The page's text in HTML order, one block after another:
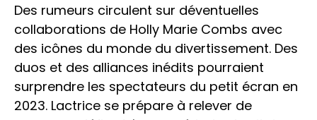
Des rumeurs circulent sur déventuelles
collaborations de Holly Marie Combs avec
des icônes du monde du divertissement. Des
duos et des alliances inédits pourraient
surprendre les spectateurs du petit écran en
2023. Lactrice se prépare à relever de